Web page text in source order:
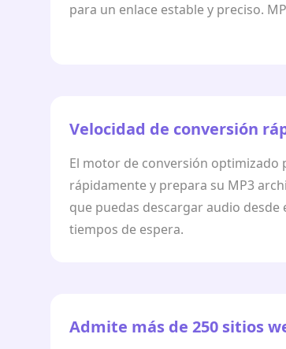
para un enlace estable y preciso.
Velocidad de conversión
El motor de conversión optimizado
rápidamente y prepara su MP3
que puedas descargar audio desde
tiempos de espera.
Admite más de 250 sitios